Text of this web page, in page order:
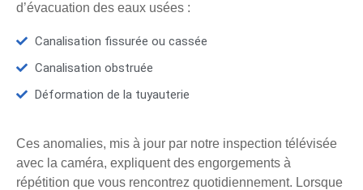
d’évacuation des eaux usées :
Canalisation fissurée ou cassée
Canalisation obstruée
Déformation de la tuyauterie
Ces anomalies, mis à jour par notre inspection télévisée
avec la caméra, expliquent des engorgements à
répétition que vous rencontrez quotidiennement. Lorsque